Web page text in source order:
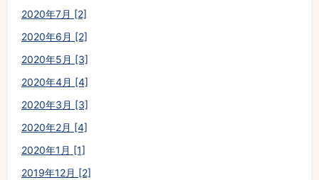
2020年7月 [2]
2020年6月 [2]
2020年5月 [3]
2020年4月 [4]
2020年3月 [3]
2020年2月 [4]
2020年1月 [1]
2019年12月 [2]